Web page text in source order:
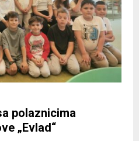
polaznicima
„Evlad“